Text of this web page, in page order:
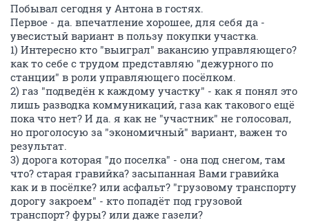
Побывал сегодня у Антона в гостях.
Первое - да. впечатление хорошее, для себя да -
увесистый вариант в пользу покупки участка.
1) Интересно кто "выиграл" вакансию управляющего?
как то себе с трудом представляю "дежурного по
станции" в роли управляющего посёлком.
2) газ "подведён к каждому участку" - как я понял это
лишь разводка коммуникаций, газа как такового ещё
пока что нет? И да. я как не "участник" не голосовал,
но проголосую за "экономичный" вариант, важен то
результат.
3) дорога которая "до поселка" - она под снегом, там
что? старая гравийка? засыпанная Вами гравийка
как и в посёлке? или асфальт? "грузовому транспорту
дорогу закроем" - кто попадёт под грузовой
транспорт? фуры? или даже газели?